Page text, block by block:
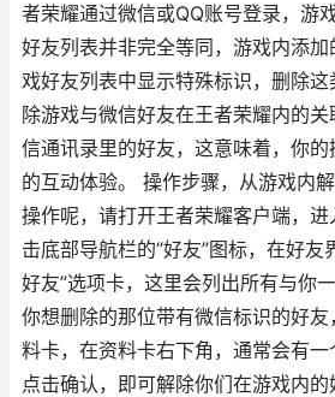
者荣耀通过微信或QQ账号登录，游
好友列表并非完全等同，游戏内添
戏好友列表中显示特殊标识，删除
除游戏与微信好友在王者荣耀内的
信通讯录里的好友，这意味着，你
的互动体验。 操作步骤，从游戏内
操作呢，请打开王者荣耀客户端，
击底部导航栏的“好友”图标，在好友
好友”选项卡，这里会列出所有与你
你想删除的那位带有微信标识的好
料卡，在资料卡右下角，通常会有一
点击确认，即可解除你们在游戏内